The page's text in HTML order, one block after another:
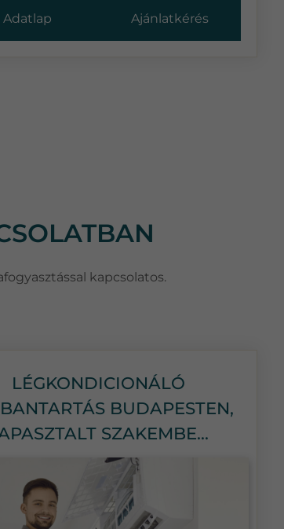
Adatlap Ajánlatkérés
kapcsolatos.
LÉGKONDICIONÁLÓ
BUDAPESTEN,
SZAKEMBE...